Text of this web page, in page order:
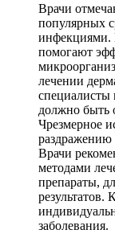
Врачи
популярных
инфекциями.
помогают
лечении
специалисты
должно быть
Чрезмерное
раздражению
Врачи
методами
препараты,
результатов.
заболевания.